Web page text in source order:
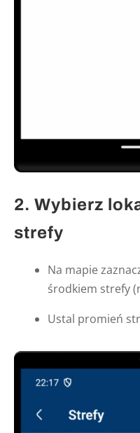
2. Wybierz
strefy
Na mapie
środkiem strefy
Ustal promień